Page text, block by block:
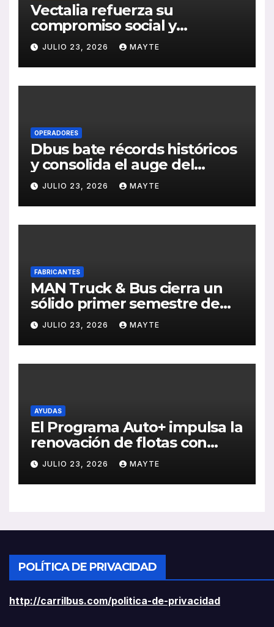
Vectalia refuerza su
compromiso social y
medioambiental con la
publicación de su Memoria
de RSC 2025
JULIO 23, 2026 MAYTE
OPERADORES
Dbus bate récords históricos
y consolida el auge del
transporte público en San
Sebastián
JULIO 23, 2026 MAYTE
FABRICANTES
MAN Truck & Bus cierra un
sólido primer semestre de
2026 con crecimiento en
ventas, pedidos y
rentabilidad
JULIO 23, 2026 MAYTE
AYUDAS
El Programa Auto+ impulsa la
renovación de flotas con
ayudas a vehículos eléctricos
ligeros
JULIO 23, 2026 MAYTE
POLÍTICA DE PRIVACIDAD
http://carrilbus.com/politica-de-privacidad